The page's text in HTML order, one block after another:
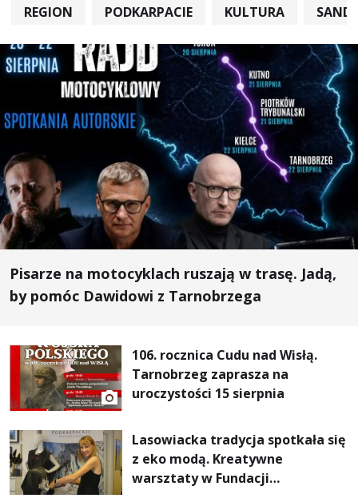
REGION PODKARPACIE KULTURA
Pisarze na motocyklach ruszają w trasę. Jadą,
by pomóc Dawidowi z Tarnobrzega
106. rocznica Cudu nad Wisłą.
Tarnobrzeg zaprasza na
uroczystości 15 sierpnia
Lasowiacka tradycja spotkała się
z eko modą. Kreatywne
warsztaty w Fundacji